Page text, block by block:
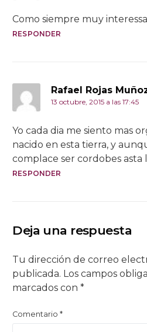
Como siempre muy
RESPONDER
Rafael Rojas
13 octubre, 2015 a las 17:45
Yo cada dia me siento mas
nacido en esta tierra, y
complace ser cordobes asta
RESPONDER
Deja una respuesta
Tu dirección de correo
publicada. Los campos
marcados con*
Comentario*